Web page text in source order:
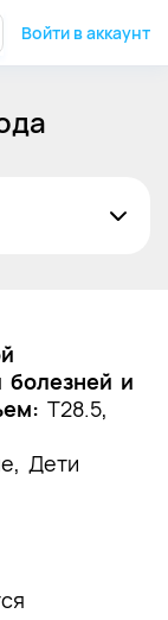
Войти в аккаунт
или
или
болезней и
T28.5,
Дети